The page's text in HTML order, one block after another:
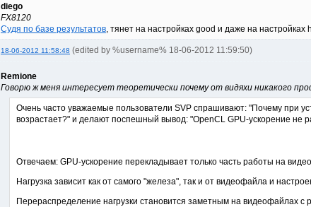
diego
FX8120
Судя по базе результатов, тянет на настройках good и даже на настройках
18-06-2012 11:58:48 (edited by %username% 18-06-2012 11:59:50)
Remione
Говорю ж меня интересует теоретически почему от видяхи никакого
Очень часто уважаемые пользователи SVP спрашивают: "Почему при
возрастает?" и делают поспешный вывод: "OpenCL GPU-ускорение не
Отвечаем: GPU-ускорение перекладывает только часть работы на
Нагрузка зависит как от самого "железа", так и от видеофайла и
Перераспределение нагрузки становится заметным на видеофайлах